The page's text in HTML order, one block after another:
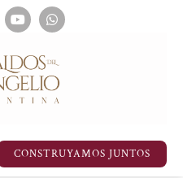
CONSTRUYAMOS JUNTOS